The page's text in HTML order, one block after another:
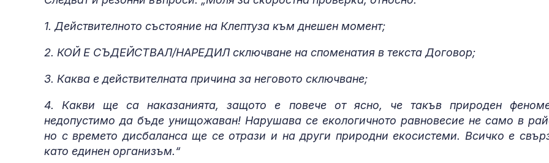
1. Действителното състояние на Клептуза към днешен момент;
2. КОЙ Е СЪДЕЙСТВАЛ/НАРЕДИЛ сключване на споменатия в текста Договор;
3. Каква е действителната причина за неговото сключване;
4. Какви ще са наказанията, защото е повече от ясно, че такъв природен
недопустимо да бъде унищожаван! Нарушава се екологичното равновесие не само в
но с времето дисбаланса ще се отрази и на други природни екосистеми. Всичко е
като единен организъм.“